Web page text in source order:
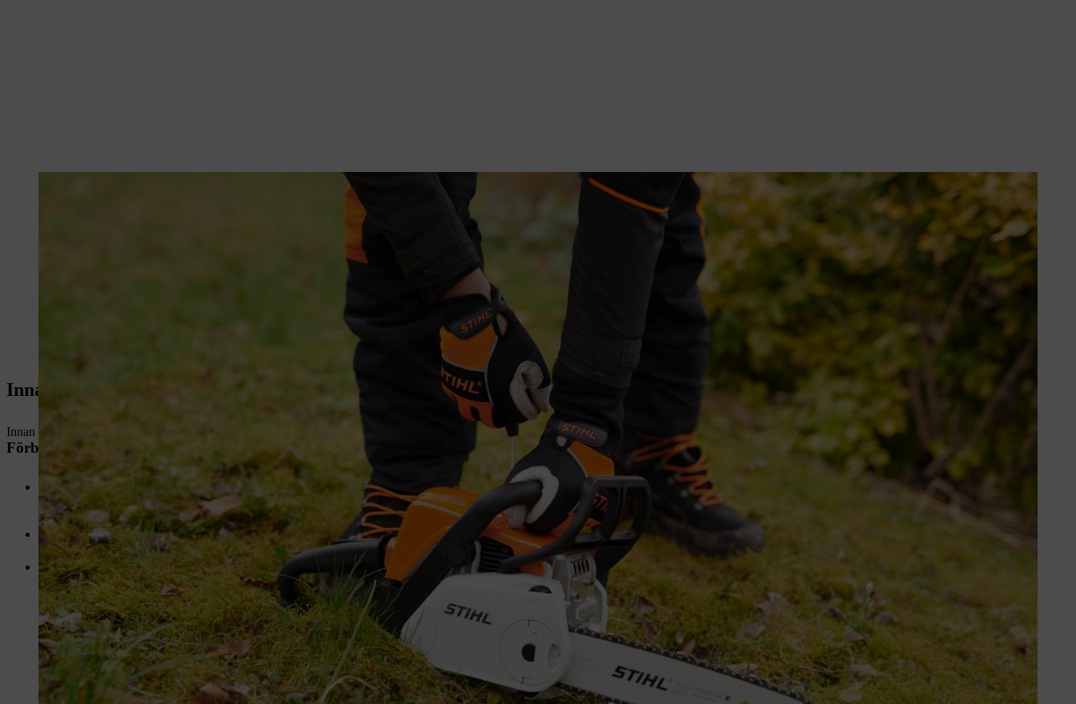
Innan du startar din STIHL motorsåg
Innan du ska starta motorsåg måste arbetsplatsen säkras.
Förbered arbetsplatsen för att starta motorsåg
Motorsågar producerar giftiga avgaser när motorn är igång. Dessa avgaser kan vara luktfria och osynliga. Arbeta därför endast utomhus eller i tillräckligt ventilerade
utrymmen. Slutna utrymmen är ingen lämplig arbetsmiljö.
Kontrollera underlaget på arbetsplatsen. Varning! Det finns risk för halka på hala, blöta, snöiga, isiga backar, i ojämn terräng eller på nyligen avbarkat trä (bark).
Håll andra personer, framför allt barn, borta från arbetsplatsen.